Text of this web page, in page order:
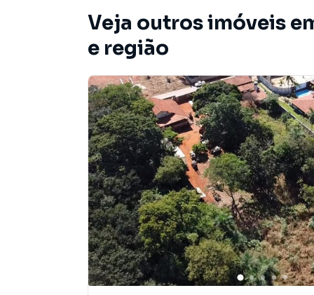
encontrou o que procurava ou deseja mais
Entre em contato com nossa equipe pelo
residenciais e comerciais, sobrados,
empreendimentos em construção ou
regiões de Aparecida de Goiânia. Aqui você
mais combina com seu estilo de vida.
Negocie seu imóvel de forma totalmente
CORRETORA DE SEGUROS LTDA você
Goiânia mesmo não estando na cidade e
computador ou smartphone. Nós criamos
proprietários, inquilinos e compradores com
Anuncie seu imóvel! É fácil, rápido e gratuito! A
uma imobiliária digital com imóveis em
Veja outros imóveis
e região